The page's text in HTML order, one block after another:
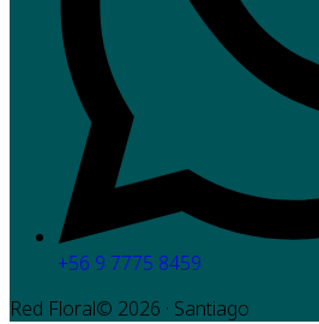
+56 9 7775 8459
Red Floral© 2026 · Santiago